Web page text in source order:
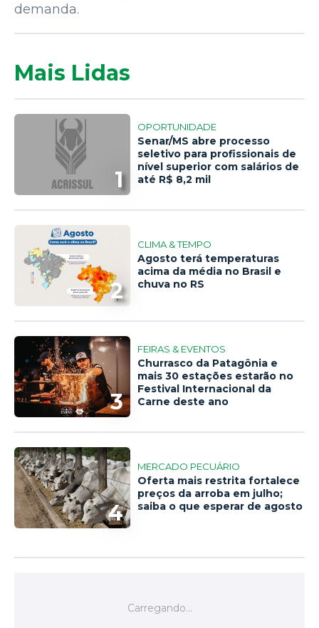
demanda.
Mais Lidas
1
OPORTUNIDADE
Senar/MS abre processo
seletivo para profissionais de
nível superior com salários de
até R$ 8,2 mil
2
CLIMA & TEMPO
Agosto terá temperaturas
acima da média no Brasil e
chuva no RS
3
FEIRAS & EVENTOS
Churrasco da Patagônia e
mais 30 estações estarão no
Festival Internacional da
Carne deste ano
4
MERCADO PECUÁRIO
Oferta mais restrita fortalece
preços da arroba em julho;
saiba o que esperar de agosto